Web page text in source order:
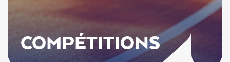
COMPÉTITIONS